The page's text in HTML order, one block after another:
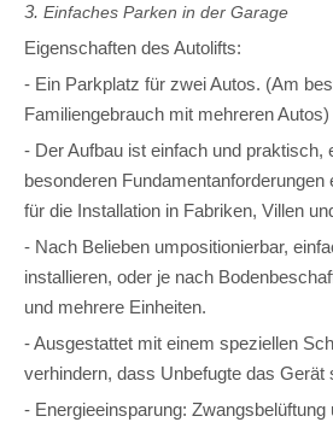
3. Einfaches Parken in der Garage
Eigenschaften des Autolifts:
- Ein Parkplatz für zwei Autos. (Am
Familiengebrauch mit mehreren Autos)
- Der Aufbau ist einfach und praktisch,
besonderen Fundamentanforderungen
für die Installation in Fabriken, Villen
- Nach Belieben umpositionierbar,
installieren, oder je nach
und mehrere Einheiten.
- Ausgestattet mit einem speziellen
verhindern, dass Unbefugte das Gerät
- Energieeinsparung: Zwangsbelüftung